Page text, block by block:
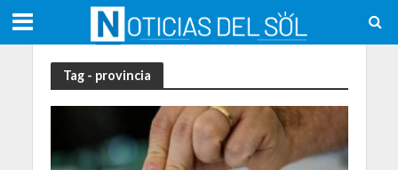
Tag - provincia